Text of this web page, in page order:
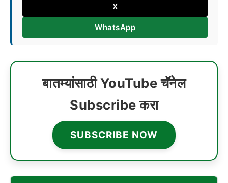
X
WhatsApp
बातम्यांसाठी YouTube चॅनेल
Subscribe करा
SUBSCRIBE NOW